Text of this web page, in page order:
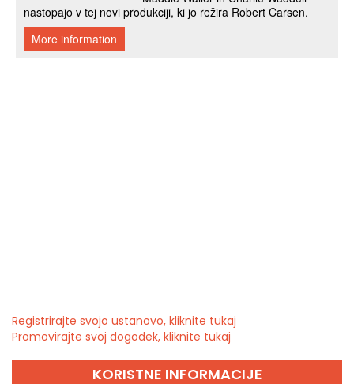
Registrirajte svojo ustanovo, kliknite tukaj
Promovirajte svoj dogodek, kliknite tukaj
KORISTNE INFORMACIJE